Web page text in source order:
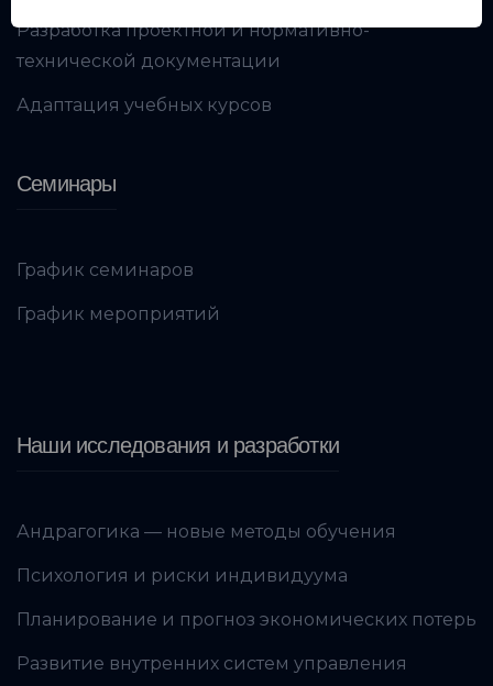
Разработка проектной и нормативно-
технической документации
Адаптация учебных курсов
Семинары
График семинаров
График мероприятий
Наши исследования и разработки
Андрагогика — новые методы обучения
Психология и риски индивидуума
Планирование и прогноз экономических потерь
Развитие внутренних систем управления